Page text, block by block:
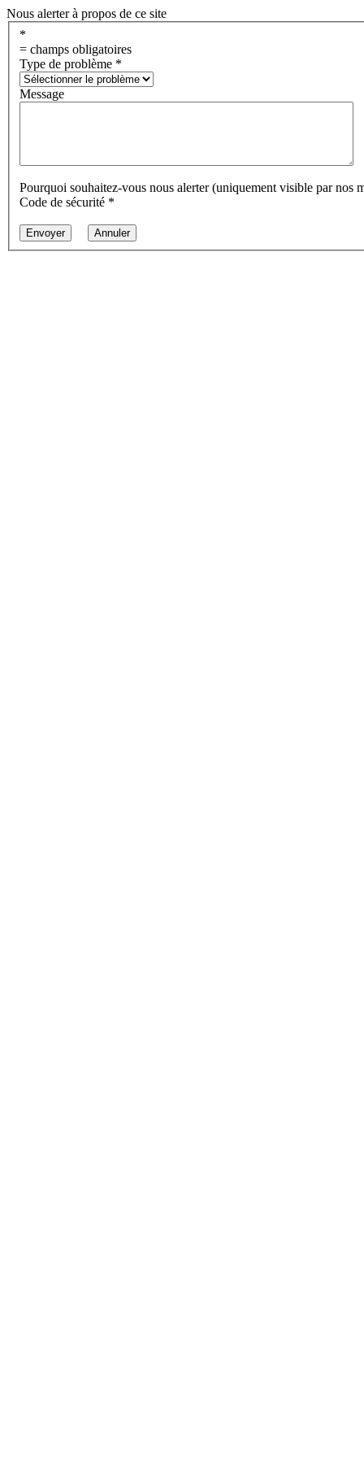
Nous alerter à propos de ce site
*
= champs obligatoires
Type de problème *
Message
Pourquoi souhaitez-vous nous alerter (uniquement visible par nos
Code de sécurité *